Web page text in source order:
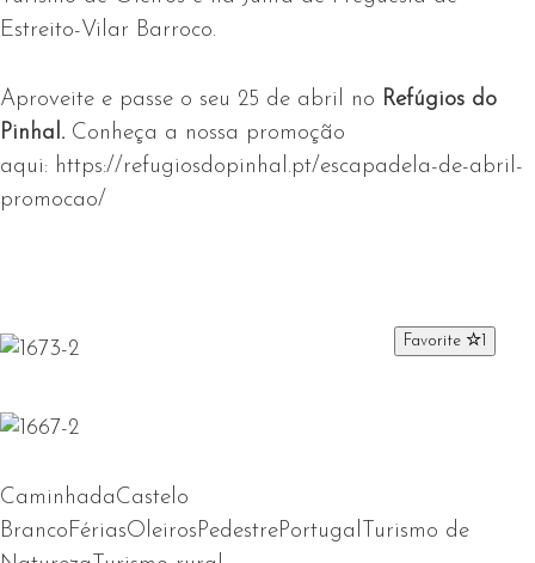
Estreito-Vilar Barroco.
Aproveite e passe o seu 25 de abril no Refúgios do
Pinhal. Conheça a nossa promoção
aqui: https://refugiosdopinhal.pt/escapadela-de-abril-
promocao/
Favorite
CaminhadaCastelo
BrancoFériasOleirosPedestrePortugal Turismo de